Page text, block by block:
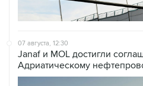
07 августа, 12:30
Janaf и MOL достигли
Адриатическому